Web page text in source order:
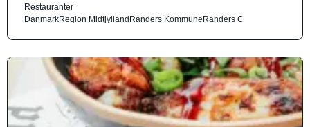
Restauranter
DanmarkRegion MidtjyllandRanders KommuneRanders C